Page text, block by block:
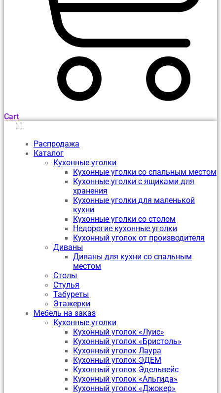
Cart
Распродажа
Каталог
Кухонные уголки
Кухонные уголки со спальным местом
Кухонные уголки с ящиками для
хранения
Кухонные уголки для маленькой
кухни
Кухонные уголки со столом
Недорогие кухонные уголки
Кухонный уголок от производителя
Диваны
Диваны для кухни со спальным
местом
Столы
Стулья
Табуреты
Этажерки
Мебель на заказ
Кухонные уголки
Кухонный уголок «Луис»
Кухонный уголок «Бристоль»
Кухонный уголок Лаура
Кухонный уголок ЭДЕМ
Кухонный уголок Эдельвейс
Кухонный уголок «Альгида»
Кухонный уголок «Джокер»